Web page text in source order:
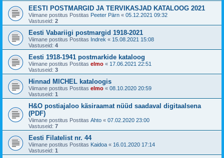
EESTI POSTMARGID JA TERVIKASJAD KATALOOG 2021
Viimane postitus Postitas Peeter Pärn « 05.12.2021 09:32
Vastuseid: 2
Eesti Vabariigi postmargid 1918-2021
Viimane postitus Postitas Indrek « 15.08.2021 15:08
Vastuseid: 4
Eesti 1918-1941 postmarkide kataloog
Viimane postitus Postitas elmo « 17.06.2021 22:51
Vastuseid: 3
Hinnad MICHEL kataloogis
Viimane postitus Postitas elmo « 08.10.2020 20:59
Vastuseid: 1
H&O postiajaloo käsiraamat nüüd saadaval digitaalsena
(PDF)
Viimane postitus Postitas Ahto « 07.02.2020 23:00
Vastuseid: 7
Eesti Filatelist nr. 44
Viimane postitus Postitas Kaidoa « 16.01.2020 17:14
Vastuseid: 1